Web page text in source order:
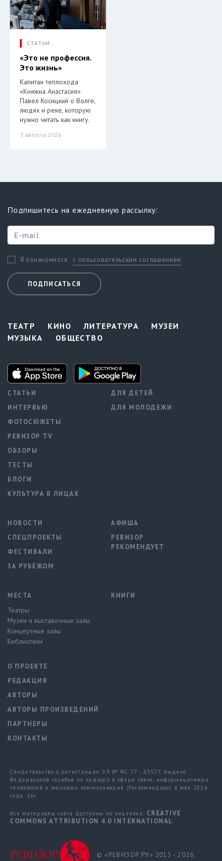
СТАТЬИ
«Это не профессия.
Это жизнь»
Капитан теплохода
«Княжна Анастасия»
Павел Косицкий о Волге,
людях и реке, которую
нужно читать как книгу.
3 августа 2026
Подпишитесь на ежедневную рассылку:
Я ознакомился с пользовательским соглашением
ПОДПИСАТЬСЯ
ТЕАТР КИНО ЛИТЕРАТУРА
МУЗЕИ
МУЗЫКА
ОБЩЕСТВО
СТАТЬИ
ИНТЕРВЬЮ
ФОТОСЮЖЕТЫ
РЕВИЗОР TV
ОБЗОРЫ
ТЕСТЫ
БЛОГИ
КУЛЬТУРА В ЛИЦАХ
ДЛЯ ДЕТЕЙ
ДЛЯ МОЛОДЕЖИ
НОВОСТИ
СПЕЦПРОЕКТЫ
ФЕСТИВАЛИ
ЗА РУБЕЖОМ
АФИША
РЕВИЗОР
РЕКОМЕНДУЕТ
МЕСТА
Театры
Музеи и выставочные залы
Концертные залы
Библиотеки
КНИГИ
О ПРОЕКТЕ
РЕДАКЦИЯ
АВТОРЫ
АВТОРЫ ПРОИЗВЕДЕНИЙ
ПАРТНЕРЫ
КОНТАКТЫ
Свидетельство о регистрации ЭЛ № ФС 77 - 65577, выдано
Федеральной службой по надзору в сфере связи, информационных
технологий и массовых коммуникаций (Роскомнадзор) 4 мая 2016
года. 16+
Все материалы сайта доступны по лицензии: CREATIVE
COMMONS ATTRIBUTION 4.0 INTERNATIONAL
© «РЕВИЗОР.РУ» 2015 - 2026